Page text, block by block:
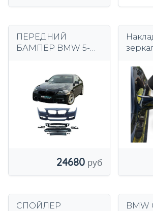
ПЕРЕДНИЙ
БАМПЕР BMW 5-
TECH ПЕРЕДНИЙ
24680
пакет
СПОЙЛЕР
BMW